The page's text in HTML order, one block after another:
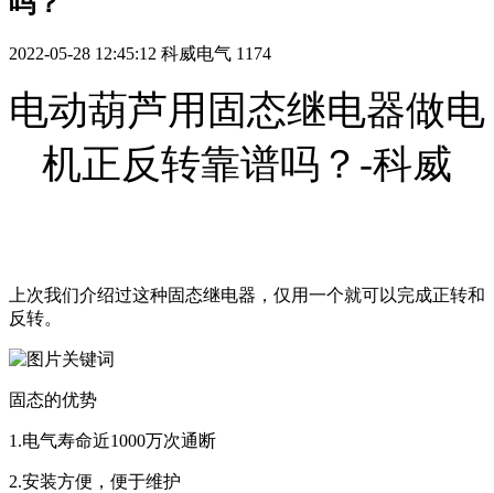
2022-05-28 12:45:12 科威电气 1174
电动葫芦用固态继电器做电
机正反转靠谱吗？-科威
上次我们介绍过这种固态继电器，仅用一个就可以完成正转和
反转。
固态的优势
1.电气寿命近1000万次通断
2.安装方便，便于维护